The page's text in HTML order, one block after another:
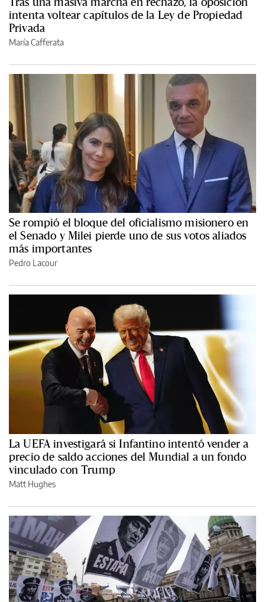
intenta voltear capítulos de la Ley de Propiedad
Privada
María Cafferata
Se rompió el bloque del oficialismo misionero en
el Senado y Milei pierde uno de sus votos aliados
más importantes
Pedro Lacour
La UEFA investigará si Infantino intentó vender a
precio de saldo acciones del Mundial a un fondo
vinculado con Trump
Matt Hughes